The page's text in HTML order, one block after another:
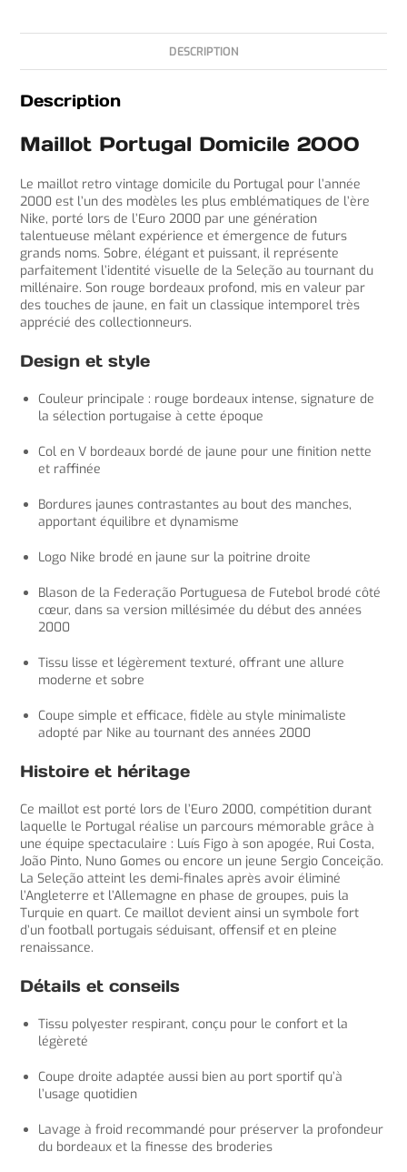
DESCRIPTION
Description
Maillot Portugal Domicile 2000
Le maillot retro vintage domicile du Portugal pour l’année
2000 est l’un des modèles les plus emblématiques de l’ère
Nike, porté lors de l’Euro 2000 par une génération
talentueuse mêlant expérience et émergence de futurs
grands noms. Sobre, élégant et puissant, il représente
parfaitement l’identité visuelle de la Seleção au tournant du
millénaire. Son rouge bordeaux profond, mis en valeur par
des touches de jaune, en fait un classique intemporel très
apprécié des collectionneurs.
Design et style
Couleur principale : rouge bordeaux intense, signature de
la sélection portugaise à cette époque
Col en V bordeaux bordé de jaune pour une finition nette
et raffinée
Bordures jaunes contrastantes au bout des manches,
apportant équilibre et dynamisme
Logo Nike brodé en jaune sur la poitrine droite
Blason de la Federação Portuguesa de Futebol brodé côté
cœur, dans sa version millésimée du début des années
2000
Tissu lisse et légèrement texturé, offrant une allure
moderne et sobre
Coupe simple et efficace, fidèle au style minimaliste
adopté par Nike au tournant des années 2000
Histoire et héritage
Ce maillot est porté lors de l’Euro 2000, compétition durant
laquelle le Portugal réalise un parcours mémorable grâce à
une équipe spectaculaire : Luís Figo à son apogée, Rui Costa,
João Pinto, Nuno Gomes ou encore un jeune Sergio Conceição.
La Seleção atteint les demi-finales après avoir éliminé
l’Angleterre et l’Allemagne en phase de groupes, puis la
Turquie en quart. Ce maillot devient ainsi un symbole fort
d’un football portugais séduisant, offensif et en pleine
renaissance.
Détails et conseils
Tissu polyester respirant, conçu pour le confort et la
légèreté
Coupe droite adaptée aussi bien au port sportif qu’à
l’usage quotidien
Lavage à froid recommandé pour préserver la profondeur
du bordeaux et la finesse des broderies